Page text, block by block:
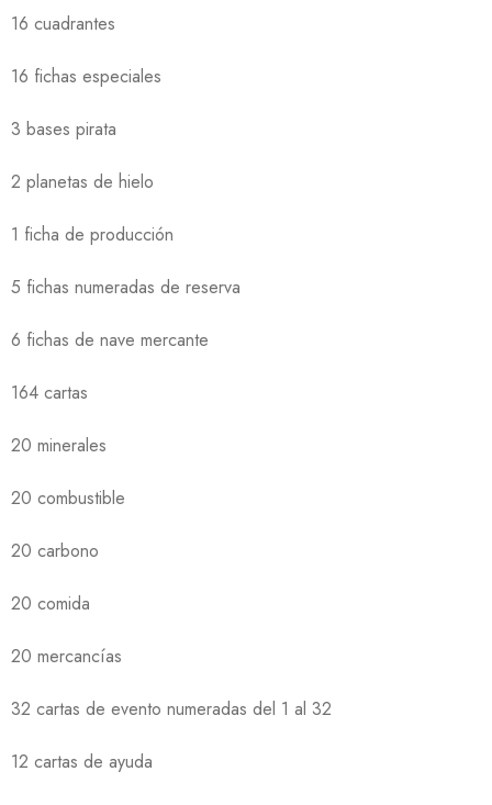
16 cuadrantes
16 fichas especiales
3 bases pirata
2 planetas de hielo
1 ficha de producción
5 fichas numeradas de reserva
6 fichas de nave mercante
164 cartas
20 minerales
20 combustible
20 carbono
20 comida
20 mercancías
32 cartas de evento numeradas del 1 al 32
12 cartas de ayuda